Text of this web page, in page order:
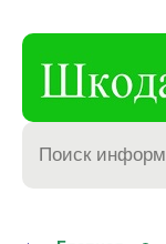
Skoda
Rapid